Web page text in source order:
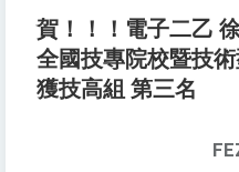
賀！！！電子二乙
全國技專院校暨技
獲技高組 第三名